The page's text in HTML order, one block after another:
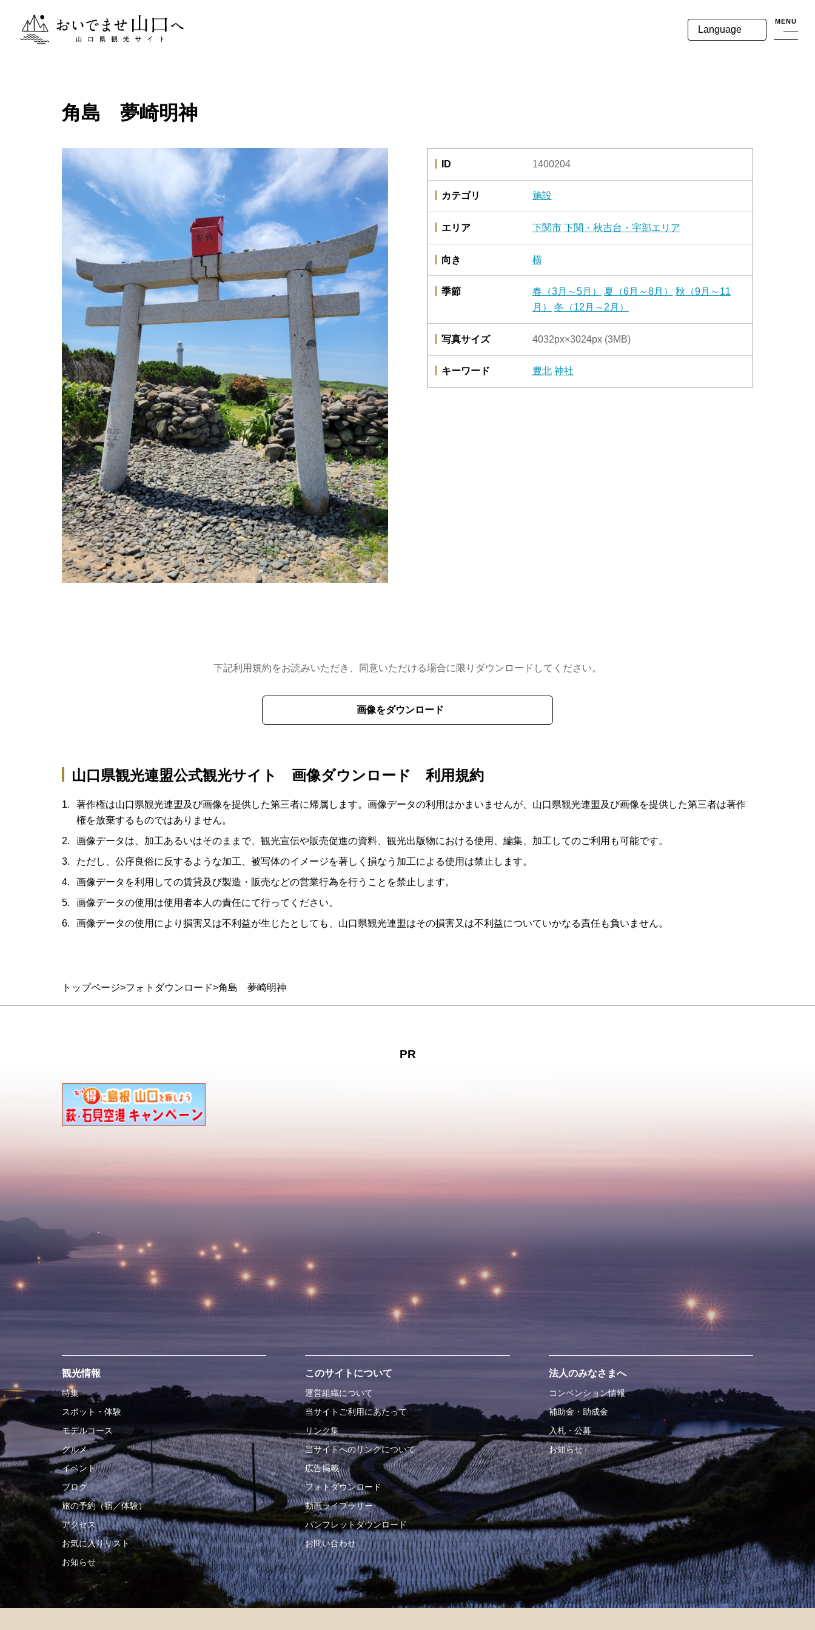
おいでませ山口へー山口県観光サイト MENU
Language
トップページ フォトダウンロード 角島 夢崎明神
角島 夢崎明神
ID 1400204
カテゴリ 施設
エリア 下関市 下関・秋吉台・宇部エリア
向き 横
季節 春（3月～5月） 夏（6月～8月）
秋（9月～11
月）
冬（12月～2月）
写真サイズ 4032px×3024px (3MB)
キーワード 豊北 神社
下記利用規約をお読みいただき、同意いただける場合に限りダウンロードしてください。
画像をダウンロード
山口県観光連盟公式観光サイト 画像ダウンロード 利用規約
著作権は山口県観光連盟及び画像を提供した第三者に帰属します。画像データの利用はかまいませんが、山口県観光連盟及び画像を提供した第三者は著作
権を放棄するものではありません。
画像データは、加工あるいはそのままで、観光宣伝や販売促進の資料、観光出版物における使用、編集、加工してのご利用も可能です。
ただし、公序良俗に反するような加工、被写体のイメージを著しく損なう加工による使用は禁止します。
画像データを利用しての賃貸及び製造・販売などの営業行為を行うことを禁止します。
画像データの使用は使用者本人の責任にて行ってください。
画像データの使用により損害又は不利益が生じたとしても、山口県観光連盟はその損害又は不利益についていかなる責任も負いません。
観光情報
特集
スポット・体験
モデルコース
グルメ
イベント
ブログ
旅の予約（宿／体験）
アクセス
お気に入りリスト
お知らせ
このサイトについて
運営組織について
当サイトご利用にあたって
リンク集
当サイトへのリンクについて
広告掲載
フォトダウンロード
動画ライブラリー
パンフレットダウンロード
お問い合わせ
法人のみなさまへ
コンベンション情報
補助金・助成金
入札・公募
お知らせ
PR